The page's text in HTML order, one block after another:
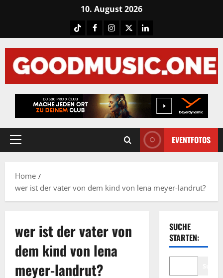
10. August 2026
TiktokFacebook
Instagram
X LinkedIN
Primary
EVENTFOTOS
Home
wer ist der vater von dem kind von lena meyer-landrut?
wer ist der vater von
dem kind von lena
meyer-landrut?
SUCHE
STARTEN: